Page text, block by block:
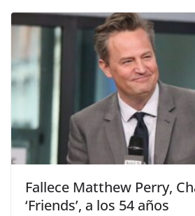
Fallece Matthew Perry,
‘Friends’, a los 54 años